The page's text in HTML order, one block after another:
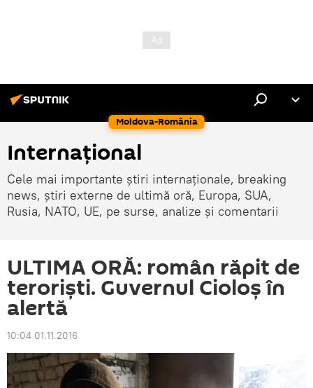
Moldova-România
Internaţional
Cele mai importante știri internaționale, breaking
news, știri externe de ultimă oră, Europa, SUA,
Rusia, NATO, UE, pe surse, analize și comentarii
ULTIMA ORĂ: român răpit de
terorişti. Guvernul Cioloş în
alertă
10:04 01.11.2016